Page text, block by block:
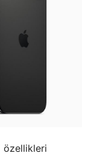
özellikleri